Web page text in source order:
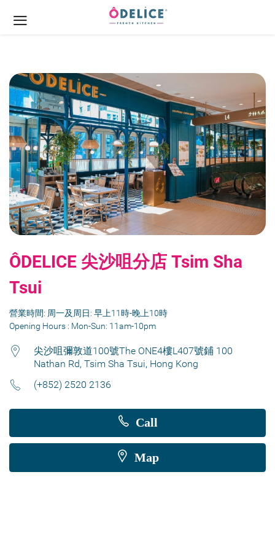
ÔDELICE 尖沙咀分店 Tsim Sha
Tsui
營業時間: 周一及周日: 早上11時-晚上10時
Opening Hours : Mon-Sun: 11am-10pm
尖沙咀彌敦道100號The ONE4樓L407號鋪 100
Nathan Rd, Tsim Sha Tsui, Hong Kong
(+852) 2520 2136